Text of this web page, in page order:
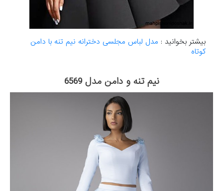
بیشتر بخوانید : مدل لباس مجلسی دخترانه نیم تنه با دامن
کوتاه
نیم تنه و دامن مدل 6569